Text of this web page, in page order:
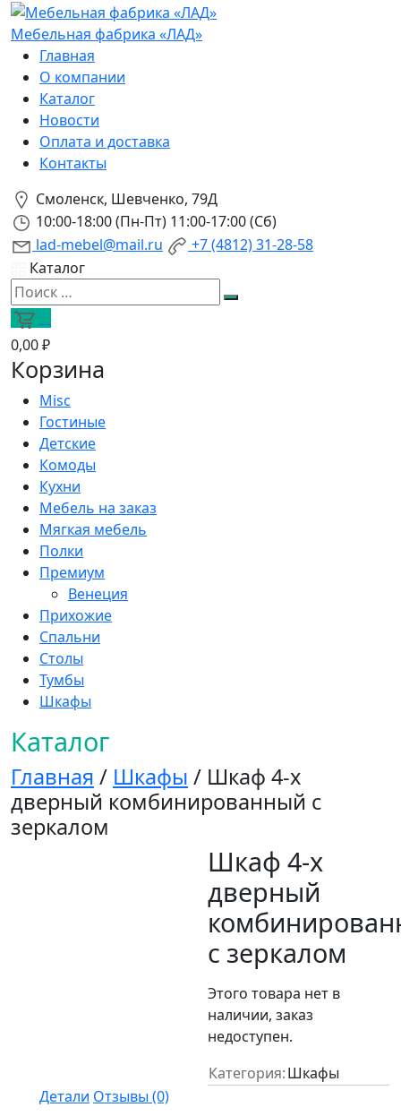
Мебельная фабрика «ЛАД»
Главная
О компании
Каталог
Новости
Оплата и доставка
Контакты
Смоленск, Шевченко, 79Д
10:00-18:00 (Пн-Пт) 11:00-17:00 (Сб)
lad-mebel@mail.ru
+7 (4812) 31-28-58
Каталог
0,00 ₽
Корзина
Misc
Гостиные
Детские
Комоды
Кухни
Мебель на заказ
Мягкая мебель
Полки
Премиум
Венеция
Прихожие
Спальни
Столы
Тумбы
Шкафы
Каталог
Главная / Шкафы / Шкаф 4-х
дверный комбинированный с
зеркалом
Шкаф 4-х
дверный
с зеркалом
Этого товара нет в
наличии, заказ
недоступен.
Категория:Шкафы
Детали Отзывы (0)